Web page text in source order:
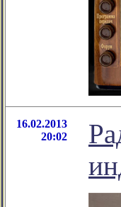
16.02.2013
20:02